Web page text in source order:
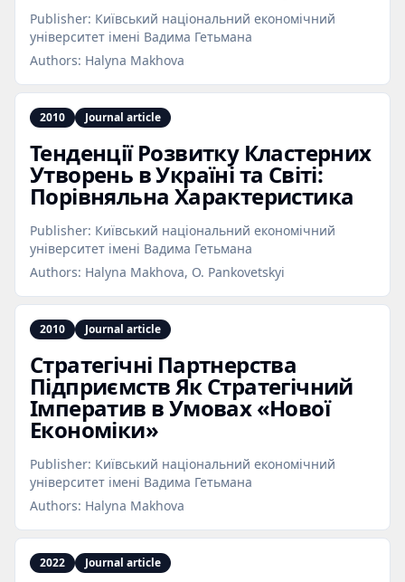
Publisher: Київський національний економічний
університет імені Вадима Гетьмана
Authors: Halyna Makhova
2010 Journal article
Тенденції Розвитку Кластерних
Утворень в Україні та Світі:
Порівняльна Характеристика
Publisher: Київський національний економічний
університет імені Вадима Гетьмана
Authors: Halyna Makhova, O. Pankovetskyi
2010 Journal article
Стратегічні Партнерства
Підприємств Як Стратегічний
Імператив в Умовах «Нової
Економіки»
Publisher: Київський національний економічний
університет імені Вадима Гетьмана
Authors: Halyna Makhova
2022 Journal article